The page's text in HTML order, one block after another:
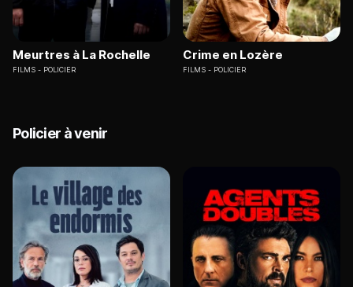
Meurtres à La Rochelle
FILMS POLICIER
Crime en Lozère
FILMS POLICIER
Policier à venir